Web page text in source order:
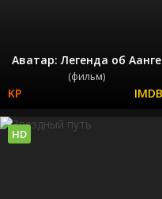
Аватар: Легенда об Аанге
(фильм)
HD